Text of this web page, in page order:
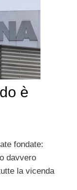
è
fondate:
davvero
la vicenda